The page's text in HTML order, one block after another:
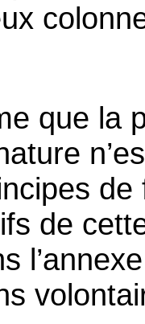
que la
de
de